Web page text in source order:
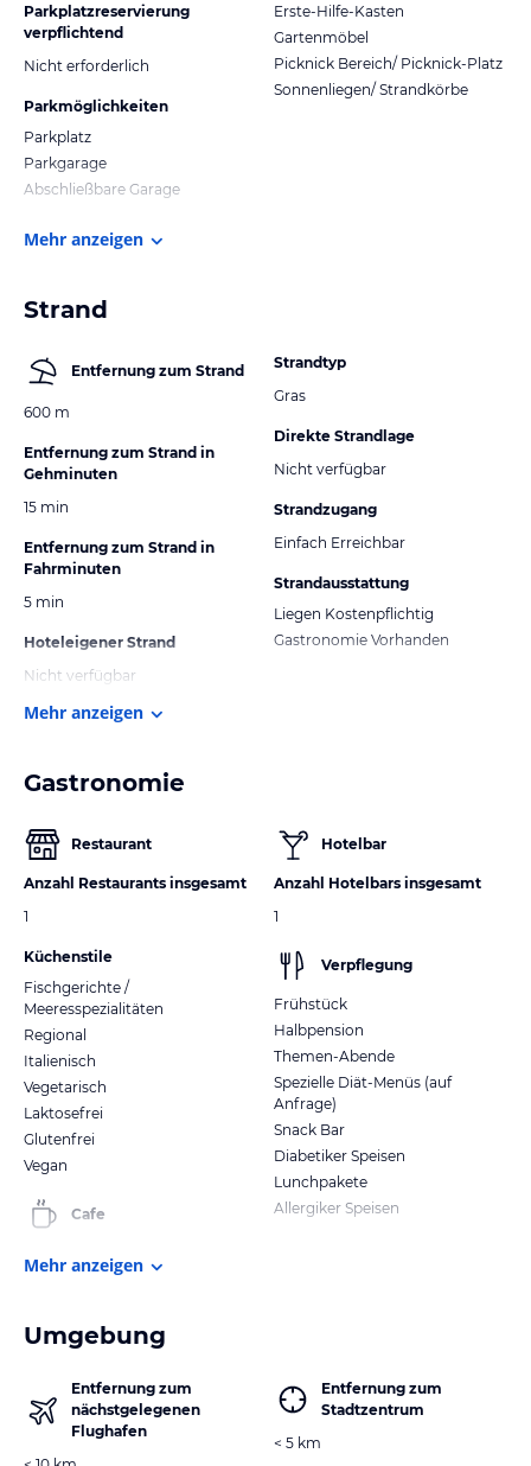
Parkplatzreservierung
verpflichtend
Nicht erforderlich
Parkmöglichkeiten
Parkplatz
Parkgarage
Abschließbare Garage
Erste-Hilfe-Kasten
Gartenmöbel
Picknick Bereich/ Picknick-Platz
Sonnenliegen/ Strandkörbe
Mehr anzeigen
Strand
Entfernung zum Strand
600 m
Entfernung zum Strand in
Gehminuten
15 min
Entfernung zum Strand in
Fahrminuten
5 min
Hoteleigener Strand
Nicht verfügbar
Strandtyp
Gras
Direkte Strandlage
Nicht verfügbar
Strandzugang
Einfach Erreichbar
Strandausstattung
Liegen Kostenpflichtig
Gastronomie Vorhanden
Mehr anzeigen
Gastronomie
Restaurant
Anzahl Restaurants insgesamt
1
Küchenstile
Fischgerichte /
Meeresspezialitäten
Regional
Italienisch
Vegetarisch
Laktosefrei
Glutenfrei
Vegan
Cafe
Hotelbar
Anzahl Hotelbars insgesamt
1
Verpflegung
Frühstück
Halbpension
Themen-Abende
Spezielle Diät-Menüs (auf
Anfrage)
Snack Bar
Diabetiker Speisen
Lunchpakete
Allergiker Speisen
Mehr anzeigen
Umgebung
Entfernung zum
nächstgelegenen
Flughafen
Entfernung zum
Stadtzentrum
< 5 km